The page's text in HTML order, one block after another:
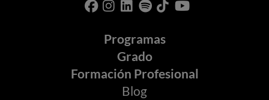
Programas
Grado
Formación Profesional
Blog